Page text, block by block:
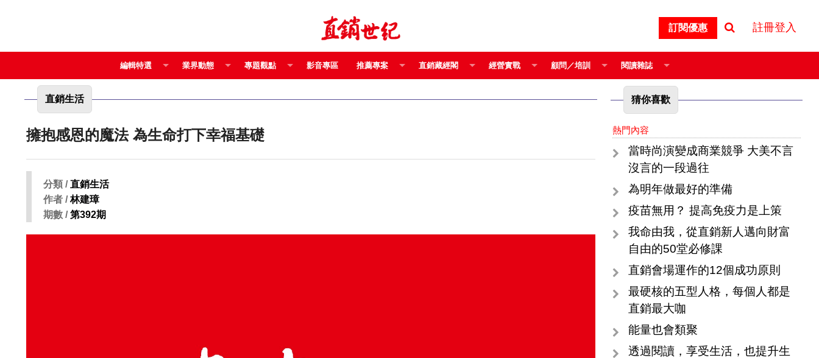
訂閱優惠 註冊登入
編輯特選 業界動態 專題觀點 影音專區 推薦專案 直銷藏經閣 經營實戰 顧問／培訓 閱讀雜誌
直銷生活
擁抱感恩的魔法 為生命打下幸福基礎
分類 /直銷生活
作者 /林建璋
期數 /第392期
猜你喜歡
熱門內容
當時尚演變成商業競爭 大美不言
沒言的一段過往
為明年做最好的準備
疫苗無用？ 提高免疫力是上策
我命由我，從直銷新人邁向財富
自由的50堂必修課
直銷會場運作的12個成功原則
最硬核的五型人格，每個人都是
直銷最大咖
能量也會類聚
透過閱讀，享受生活，也提升生